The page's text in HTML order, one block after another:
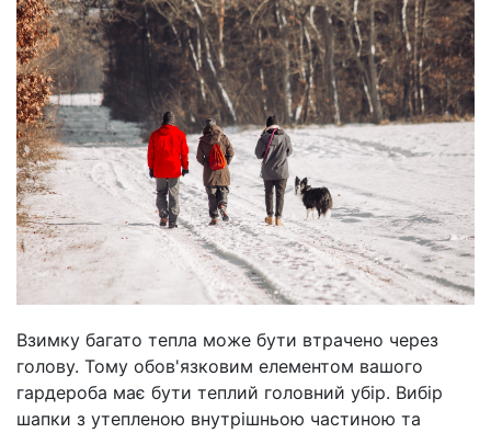
Взимку багато тепла може бути втрачено через
голову. Тому обов'язковим елементом вашого
гардероба має бути теплий головний убір. Вибір
шапки з утепленою внутрішньою частиною та